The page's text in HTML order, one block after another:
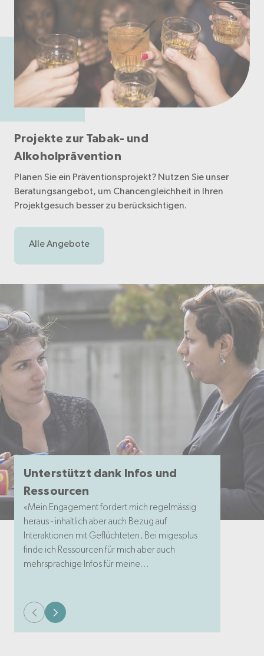
Projekte zur Tabak- und
Alkoholprävention
Planen Sie ein Präventionsprojekt? Nutzen Sie unser
Beratungsangebot, um Chancengleichheit in Ihren
Projektgesuch besser zu berücksichtigen.
Alle Angebote
Unterstützt dank Infos und
Ressourcen
«Mein Engagement fordert mich regelmässig
heraus - inhaltlich aber auch Bezug auf
Interaktionen mit Geflüchteten. Bei migesplus
finde ich Ressourcen für mich aber auch
mehrsprachige Infos für meine